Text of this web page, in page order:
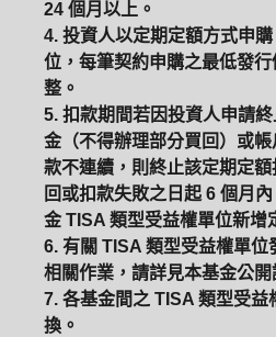
ETF 中國好時平衡
基金申購 策略成長
大中華
24 個月以上。
4. 投資人以定期定額方式申
位，每筆契約申購之最低發
整。
5. 扣款期間若因投資人申請
金（不得辦理部分買回）或
款不連續，則終止該定期定
回或扣款失敗之日起 6 個月
金 TISA 類型受益權單位新增
6. 有關 TISA 類型受益權單位
相關作業，請詳見本基金公開
7. 各基金間之 TISA 類型受益
換。